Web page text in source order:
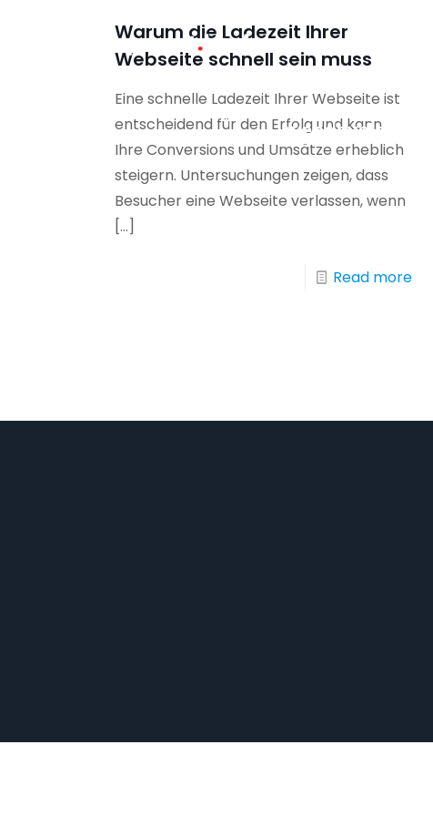
webdevelopment
Warum die Ladezeit Ihrer
Webseite schnell sein muss
Eine schnelle Ladezeit Ihrer Webseite ist
entscheidend für den Erfolg und kann
Ihre Conversions und Umsätze erheblich
steigern. Untersuchungen zeigen, dass
Besucher eine Webseite verlassen, wenn
[…]
Read more